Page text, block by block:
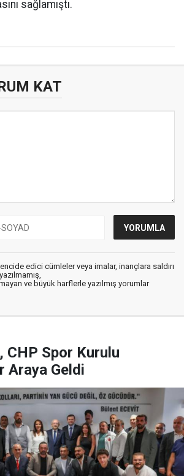
sağlamıştı.
KAT
edici cümleler veya imalar, inançlara saldırı
ve büyük harflerle yazılmış yorumlar
CHP Spor Kurulu
Araya Geldi